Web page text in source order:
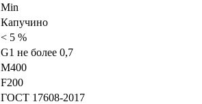
Min
Капучино
< 5 %
G1 не более 0,7
М400
F200
ГОСТ 17608-2017